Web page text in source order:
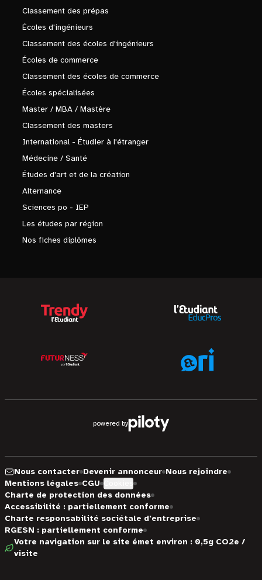
Classement des prépas
Écoles d'ingénieurs
Classement des écoles d'ingénieurs
Écoles de commerce
Classement des écoles de commerce
Écoles spécialisées
Master / MBA / Mastère
Classement des masters
International - Étudier à l'étranger
Médecine / Santé
Études d'art et de la création
Alternance
Sciences po - IEP
Les études par région
Nos fiches diplômes
powered by
Nous contacter Devenir annonceur Nous rejoindre
Mentions légales CGU
Charte de protection des données
Accessibilité : partiellement conforme
Charte responsabilité sociétale d'entreprise
RGESN : partiellement conforme
Votre navigation sur le site émet environ : 0,5g CO2e /
visite